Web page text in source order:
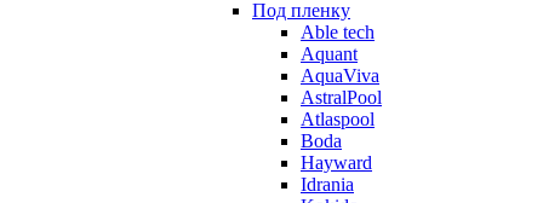
Под пленку
Able tech
Aquant
AquaViva
AstralPool
Atlaspool
Boda
Hayward
Idrania